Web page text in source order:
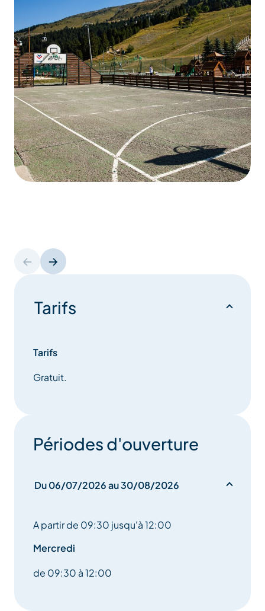
Tarifs
Tarifs
Gratuit.
Périodes d'ouverture
Du 06/07/2026 au 30/08/2026
A partir de 09:30 jusqu'à 12:00
Mercredi
de 09:30 à 12:00